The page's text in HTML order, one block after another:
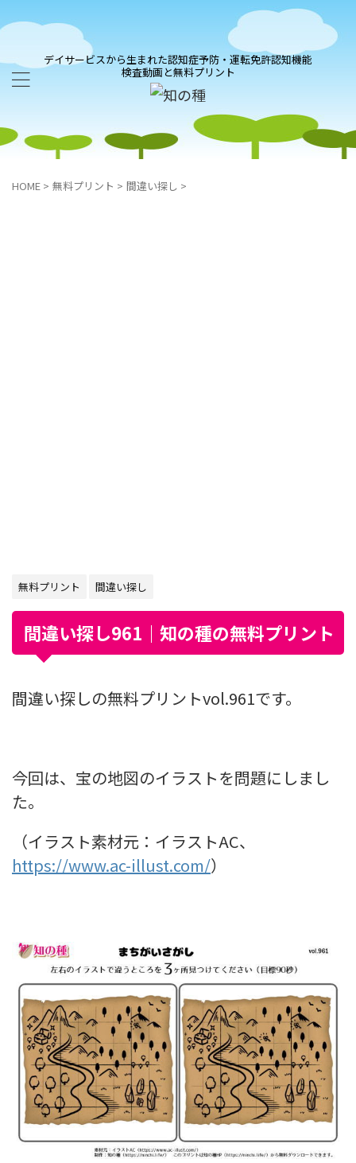
デイサービスから生まれた認知症予防・運転免許認知機能
検査動画と無料プリント
HOME > 無料プリント > 間違い探し >
無料プリント 間違い探し
間違い探し961｜知の種の無料プリント
間違い探しの無料プリントvol.961です。
今回は、宝の地図のイラストを問題にしまし
た。
（イラスト素材元：イラストAC、
https://www.ac-illust.com/）